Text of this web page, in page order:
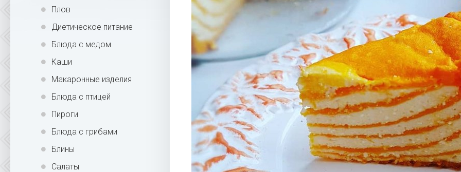
Плов
Диетическое питание
Блюда с медом
Каши
Макаронные изделия
Блюда с птицей
Пироги
Блюда с грибами
Блины
Салаты